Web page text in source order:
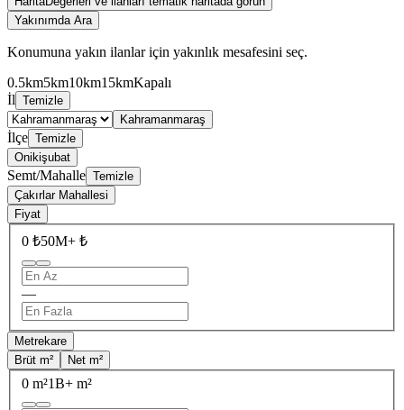
Yakınımda Ara
Konumuna yakın ilanlar için yakınlık mesafesini seç.
0.5km5km10km15kmKapalı
İl Temizle
Kahramanmaraş
İlçe Temizle
Onikişubat
Semt/Mahalle Temizle
Çakırlar Mahallesi
Fiyat
0 ₺50M+ ₺
—
Metrekare
Brüt m²
Net m²
0 m²1B+ m²